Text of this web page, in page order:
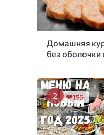
Домашняя
без оболочки
155